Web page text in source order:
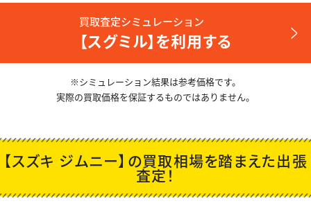
買取査定シミュレーション
【スグミル】を利用する
※シミュレーション結果は参考価格です。
実際の買取価格を保証するものではありません。
【スズキ ジムニー】の買取相場を踏まえた出張
査定！